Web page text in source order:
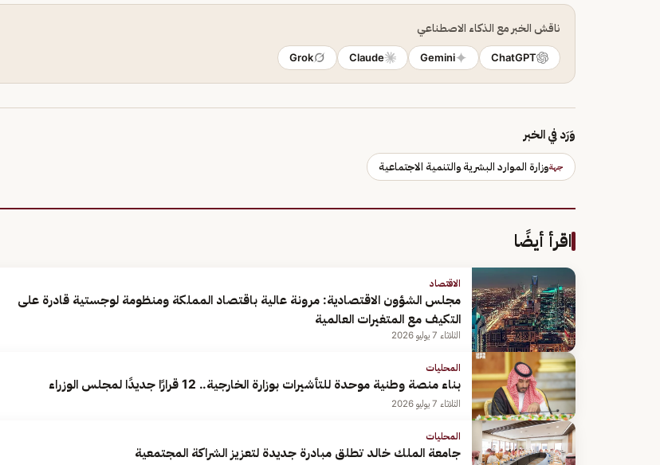
ناقش الخبر مع الذكاء الاصطناعي
ChatGPT
Gemini
Claude
Grok
وَرَد في الخبر
جهةوزارة الموارد البشرية والتنمية الاجتماعية
اقرأ أيضًا
الاقتصاد
مجلس الشؤون الاقتصادية: مرونة عالية باقتصاد المملكة ومنظومة لوجستية قادرة على
التكيف مع المتغيرات العالمية
الثلاثاء 7 يوليو 2026
المحليات
بناء منصة وطنية موحدة للتأشيرات بوزارة الخارجية.. 12 قرارًا جديدًا لمجلس الوزراء
الثلاثاء 7 يوليو 2026
المحليات
جامعة الملك خالد تطلق مبادرة جديدة لتعزيز الشراكة المجتمعية